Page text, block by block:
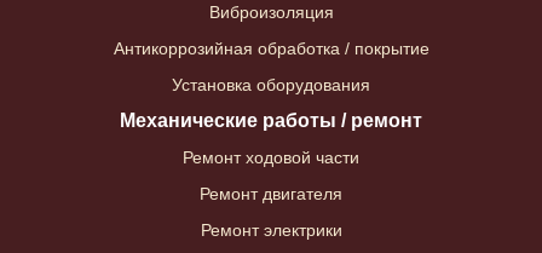
Виброизоляция
Антикоррозийная обработка / покрытие
Установка оборудования
Механические работы / ремонт
Ремонт ходовой части
Ремонт двигателя
Ремонт электрики